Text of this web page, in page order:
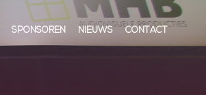
SPONSOREN NIEUWS CONTACT